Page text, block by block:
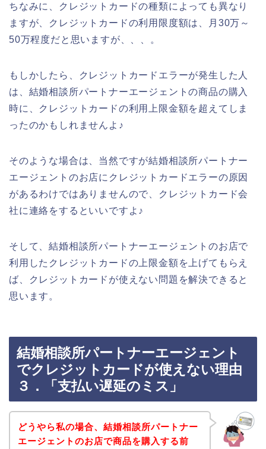
ちなみに、クレジットカードの種類によっても異なり
ますが、クレジットカードの利用限度額は、月30万～
50万程度だと思いますが、、、。
もしかしたら、クレジットカードエラーが発生した人
は、結婚相談所パートナーエージェントの商品の購入
時に、クレジットカードの利用上限金額を超えてしま
ったのかもしれませんよ♪
そのような場合は、当然ですが結婚相談所パートナー
エージェントのお店にクレジットカードエラーの原因
があるわけではありませんので、クレジットカード会
社に連絡をするといいですよ♪
そして、結婚相談所パートナーエージェントのお店で
利用したクレジットカードの上限金額を上げてもらえ
ば、クレジットカードが使えない問題を解決できると
思います。
結婚相談所パートナーエージェント
でクレジットカードが使えない理由
３．「支払い遅延のミス」
どうやら私の場合、結婚相談所パートナー
エージェントのお店で商品を購入する前